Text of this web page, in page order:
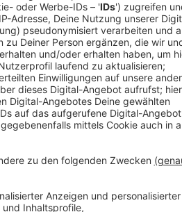
Comedy
Elvis Eifel - Der Podcast: